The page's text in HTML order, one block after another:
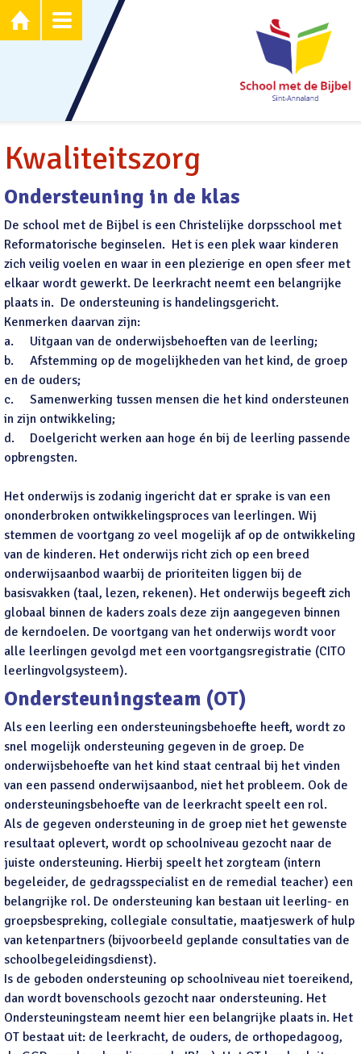


Kwaliteitszorg
Ondersteuning in de klas
De school met de Bijbel is een Christelijke dorpsschool met
Reformatorische beginselen. Het is een plek waar kinderen
zich veilig voelen en waar in een plezierige en open sfeer met
elkaar wordt gewerkt. De leerkracht neemt een belangrijke
plaats in. De ondersteuning is handelingsgericht.
Kenmerken daarvan zijn:
a.
Uitgaan van de onderwijsbehoeften van de leerling;
b.
Afstemming op de mogelijkheden van het kind, de groep
en de ouders;
c.
Samenwerking tussen mensen die het kind ondersteunen
in zijn ontwikkeling;
d.
Doelgericht werken aan hoge én bij de leerling passende
opbrengsten.
Het onderwijs is zodanig ingericht dat er sprake is van een
ononderbroken ontwikkelingsproces van leerlingen. Wij
stemmen de voortgang zo veel mogelijk af op de ontwikkeling
van de kinderen. Het onderwijs richt zich op een breed
onderwijsaanbod waarbij de prioriteiten liggen bij de
basisvakken (taal, lezen, rekenen). Het onderwijs begeeft zich
globaal binnen de kaders zoals deze zijn aangegeven binnen
de kerndoelen. De voortgang van het onderwijs wordt voor
alle leerlingen gevolgd met een voortgangsregistratie (CITO
leerlingvolgsysteem).
Ondersteuningsteam (OT)
Als een leerling een ondersteuningsbehoefte heeft, wordt zo
snel mogelijk ondersteuning gegeven in de groep. De
onderwijsbehoefte van het kind staat centraal bij het vinden
van een passend onderwijsaanbod, niet het probleem. Ook de
ondersteuningsbehoefte van de leerkracht speelt een rol.
Als de gegeven ondersteuning in de groep niet het gewenste
resultaat oplevert, wordt op schoolniveau gezocht naar de
juiste ondersteuning. Hierbij speelt het zorgteam (intern
begeleider, de gedragsspecialist en de remedial teacher) een
belangrijke rol. De ondersteuning kan bestaan uit leerling- en
groepsbespreking, collegiale consultatie, maatjeswerk of hulp
van ketenpartners (bijvoorbeeld geplande consultaties van de
schoolbegeleidingsdienst).
Is de geboden ondersteuning op schoolniveau niet toereikend,
dan wordt bovenschools gezocht naar ondersteuning. Het
Ondersteuningsteam neemt hier een belangrijke plaats in. Het
OT bestaat uit: de leerkracht, de ouders, de orthopedagoog,